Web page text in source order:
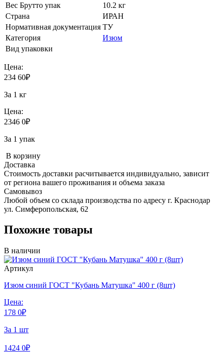
Вес Брутто упак
10.2 кг
Страна
ИРАН
Нормативная документация ТУ
Категория
Изюм
Вид упаковки
Цена:
234 60₽
За 1 кг
Цена:
2346 0₽
За 1 упак
В корзину
Доставка
Стоимость доставки расчитывается индивидуально, зависит
от региона вашего проживания и объема заказа
Самовывоз
Любой объем со склада производства по адресу г. Краснодар
ул. Симферопольская, 62
Похожие товары
В наличии
Артикул
Изюм синий ГОСТ "Кубань Матушка" 400 г (8шт)
Цена:
178 0₽
За 1 шт
1424 0₽